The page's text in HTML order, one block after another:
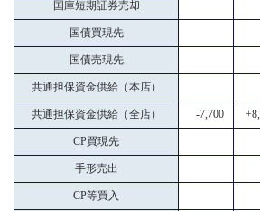
国庫短期証券売却
国債買現先
国債売現先
共通担保資金供給（本店）
共通担保資金供給（全店） -7,700
CP買現先
手形売出
CP等買入